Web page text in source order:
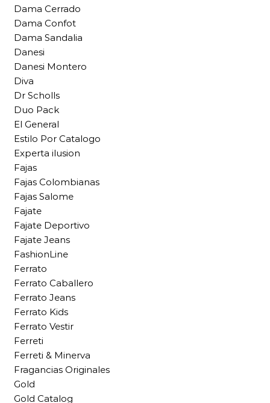
Dama Cerrado
Dama Confot
Dama Sandalia
Danesi
Danesi Montero
Diva
Dr Scholls
Duo Pack
El General
Estilo Por Catalogo
Experta ilusion
Fajas
Fajas Colombianas
Fajas Salome
Fajate
Fajate Deportivo
Fajate Jeans
FashionLine
Ferrato
Ferrato Caballero
Ferrato Jeans
Ferrato Kids
Ferrato Vestir
Ferreti
Ferreti & Minerva
Fragancias Originales
Gold
Gold Catalog